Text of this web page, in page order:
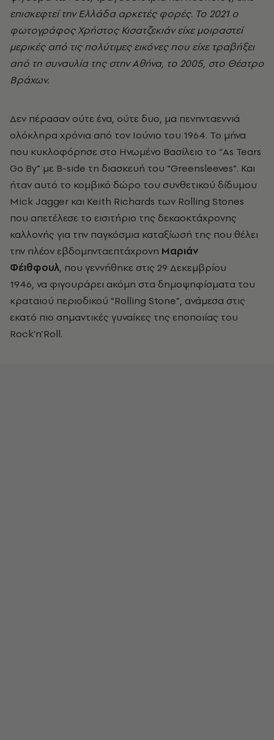
επισκεφτεί την Ελλάδα αρκετές φορές. Το 2021 ο
φωτογράφος Χρήστος Κισατζεκιάν είχε μοιραστεί
μερικές από τις πολύτιμες εικόνες που είχε τραβήξει
από τη συναυλία της στην Αθήνα, το 2005, στο Θέατρο
Βράχων.
Δεν πέρασαν ούτε ένα, ούτε δυο, μα πενηνταεννιά
ολόκληρα χρόνια από τον Ιούνιο του 1964. Το μήνα
που κυκλοφόρησε στο Ηνωμένο Βασίλειο το “As Tears
Go By” με B-side τη διασκευή του “Greensleeves”. Και
ήταν αυτό το κομβικό δώρο του συνθετικού δίδυμου
Mick Jagger και Keith Richards των Rolling Stones
που απετέλεσε το εισιτήριο της δεκαοκτάχρονης
καλλονής για την παγκόσμια καταξίωσή της που θέλει
την πλέον εβδομηνταεπτάχρονη Μαριάν
Φέιθφουλ, που γεννήθηκε στις 29 Δεκεμβρίου
1946, να φιγουράρει ακόμη στα δημοψηφίσματα του
κραταιού περιοδικού “Rolling Stone”, ανάμεσα στις
εκατό πιο σημαντικές γυναίκες της εποποιίας του
Rock’n’Roll.